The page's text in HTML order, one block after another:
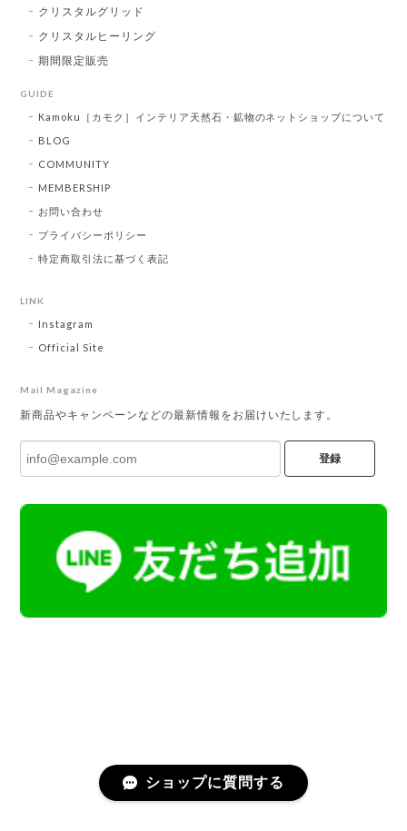
クリスタルグリッド
クリスタルヒーリング
期間限定販売
GUIDE
Kamoku［カモク］インテリア天然石・鉱物のネットショップについて
BLOG
COMMUNITY
MEMBERSHIP
お問い合わせ
プライバシーポリシー
特定商取引法に基づく表記
LINK
Instagram
Official Site
Mail Magazine
新商品やキャンペーンなどの最新情報をお届けいたします。
登録
ショップに質問する